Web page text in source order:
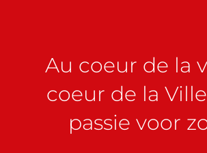
Au coeur de la
coeur de la
passie voor